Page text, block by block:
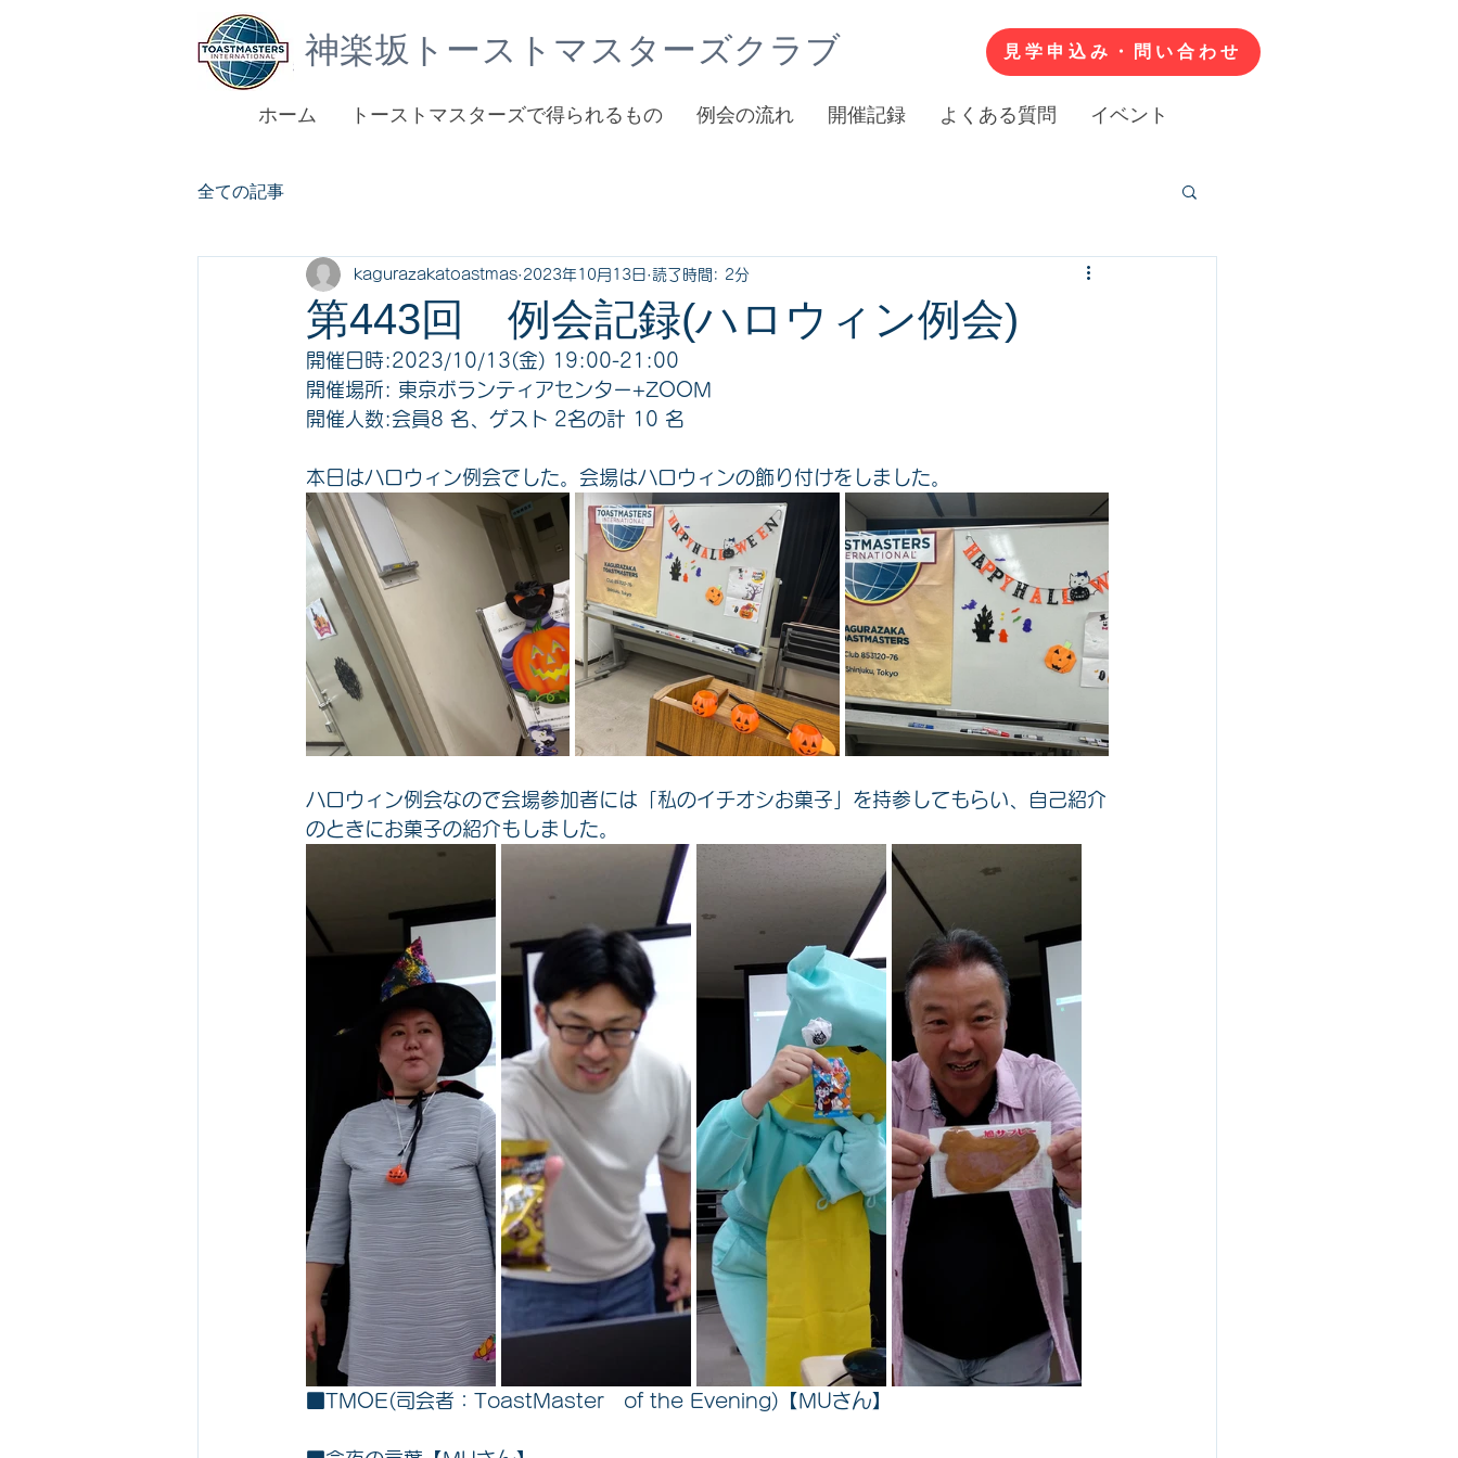
神楽坂トーストマスターズクラブ 見学申込み・問い合わせ
ホーム トーストマスターズで得られるもの 例会の流れ 開催記録 よくある質問 イベント
全ての記事
第443回 例会記録(ハロウィン例会)
kagurazakatoastmas 2023年10月13日 読了時間: 2分
開催日時:2023/10/13(金) 19:00-21:00
開催場所: 東京ボランティアセンター+ZOOM
開催人数:会員8 名、ゲスト 2名の計 10 名
本日はハロウィン例会でした。会場はハロウィンの飾り付けをしました。
ハロウィン例会なので会場参加者には「私のイチオシお菓子」を持参してもらい、自己紹介
のときにお菓子の紹介もしました。
■TMOE(司会者：ToastMaster   of the Evening)【MUさん】